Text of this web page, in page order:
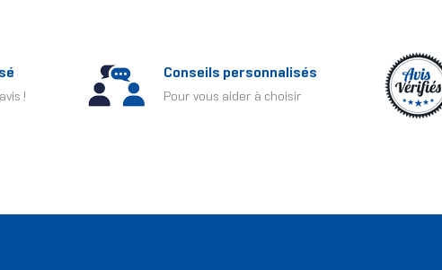
!
Conseils personnalisés
Pour vous aider à choisir